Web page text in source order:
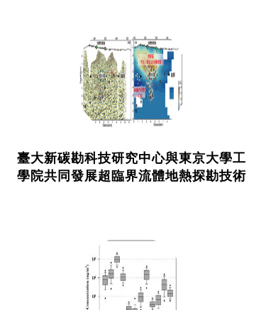
臺大新碳勘科技研究中心與東京大學工
學院共同發展超臨界流體地熱探勘技術